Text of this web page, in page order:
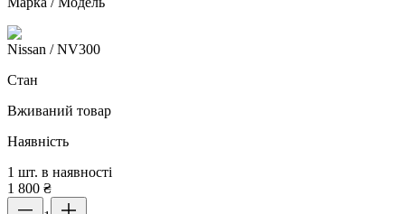
Nissan / NV300
Стан
Вживаний товар
Наявність
1 шт. в наявності
1 800 ₴